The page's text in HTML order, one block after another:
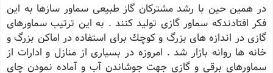
در همین حین با رشد مشتركان گاز طبیعی سماور سازها به این
فكر افتادندكه سماور گازی تولید كنند . به این ترتیب سماورهای
گازی در اندازه های بزرگ و كوچك برای استفاده در اماكن بزرگ و
خانه ها روانه بازار شد . امروزه در بسیاری از منازل و ادارات از
سماورهای برقی و گازی جهت جوشاندن آب و آماده نمودن چای